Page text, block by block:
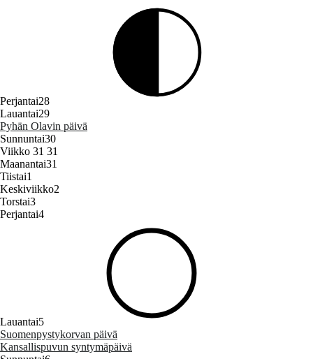
Perjantai28
Lauantai29
Pyhän Olavin päivä
Sunnuntai30
Viikko 31 31
Maanantai31
Tiistai1
Keskiviikko2
Torstai3
Perjantai4
Lauantai5
Suomenpystykorvan päivä
Kansallispuvun syntymäpäivä